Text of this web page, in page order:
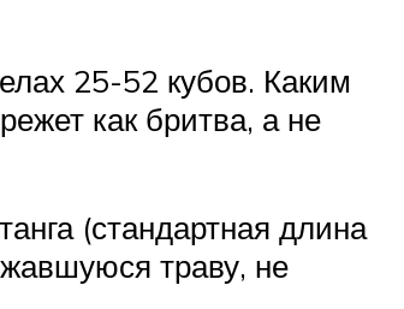
25-52 кубов. Каким
как бритва, а не
(стандартная длина
траву, не